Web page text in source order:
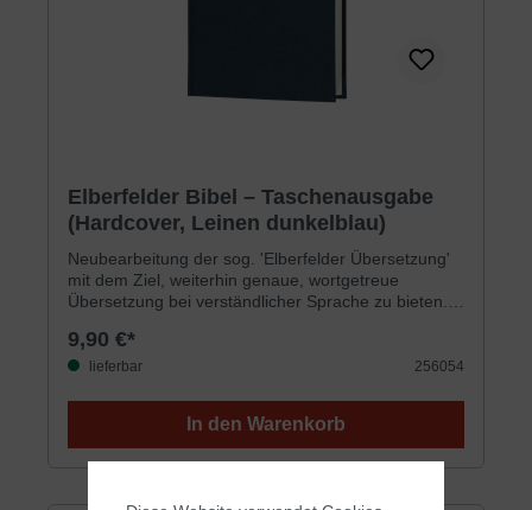
Elberfelder Bibel – Taschenausgabe
(Hardcover, Leinen dunkelblau)
Neubearbeitung der sog. 'Elberfelder Übersetzung'
mit dem Ziel, weiterhin genaue, wortgetreue
Übersetzung bei verständlicher Sprache zu bieten.
zweispaltiges Schriftbild. Im Anhang befinden sich
Worterklärungen, Maße/Gewichte, Tabellen und
9,90 €*
lieferbar 256054
In den Warenkorb